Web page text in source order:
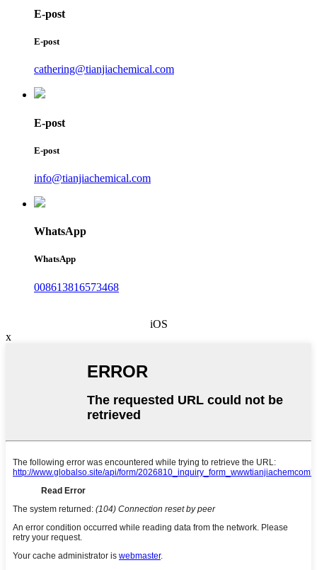
E-post
E-post
cathering@tianjiachemical.com
E-post
E-post
info@tianjiachemical.com
WhatsApp
WhatsApp
008613816573468
iOS
x